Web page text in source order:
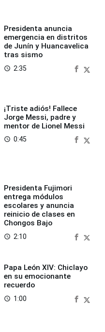
Presidenta anuncia
emergencia en distritos
de Junín y Huancavelica
tras sismo
access_time 2:35
¡Triste adiós! Fallece
Jorge Messi, padre y
mentor de Lionel Messi
access_time 0:45
Presidenta Fujimori
entrega módulos
escolares y anuncia
reinicio de clases en
Chongos Bajo
access_time 2:10
Papa León XIV: Chiclayo
en su emocionante
recuerdo
access_time 1:00